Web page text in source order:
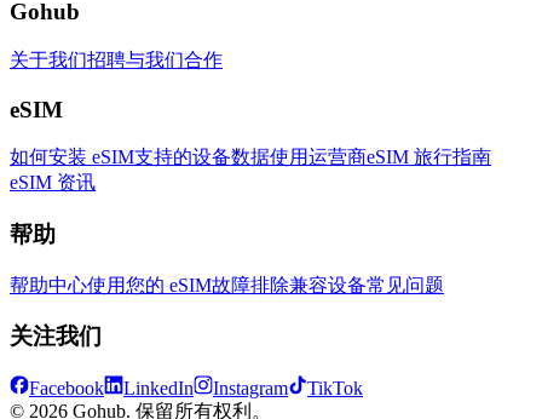
Gohub
关于我们招聘与我们合作
eSIM
如何安装 eSIM支持的设备数据使用运营商eSIM 旅行指南
eSIM 资讯
帮助
帮助中心使用您的 eSIM故障排除兼容设备常见问题
关注我们
Facebook LinkedIn Instagram
TikTok
© 2026 Gohub. 保留所有权利。